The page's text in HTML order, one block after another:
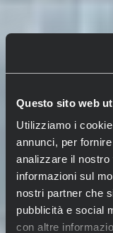
Questo sito web
Utilizziamo i
annunci, per
analizzare il
informazioni sul
nostri partner che
pubblicità e social
con altre